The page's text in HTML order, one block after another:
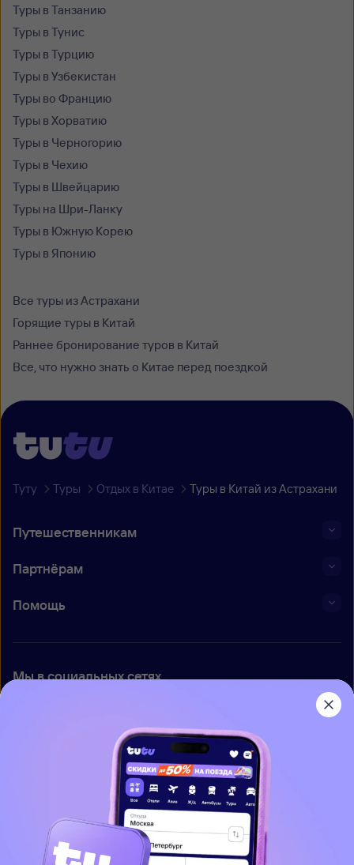
Туры в Танзанию
Туры в Тунис
Туры в Турцию
Туры в Узбекистан
Туры во Францию
Туры в Хорватию
Туры в Черногорию
Туры в Чехию
Туры в Швейцарию
Туры на Шри-Ланку
Туры в Южную Корею
Туры в Японию
Все туры из Астрахани
Горящие туры в Китай
Раннее бронирование туров в Китай
Все, что нужно знать о Китае перед поездкой
Туту Туры Отдых в Китае Туры в Китай из Астрахани
Путешественникам
Партнёрам
Помощь
Мы в социальных сетях
Приложение Туту